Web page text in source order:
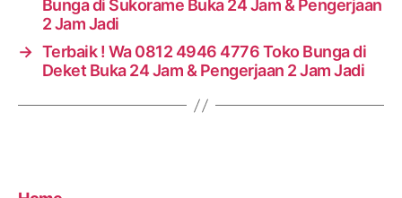
Bunga di Sukorame Buka 24 Jam & Pengerjaan
2 Jam Jadi
→ Terbaik ! Wa 0812 4946 4776 Toko Bunga di
Deket Buka 24 Jam & Pengerjaan 2 Jam Jadi